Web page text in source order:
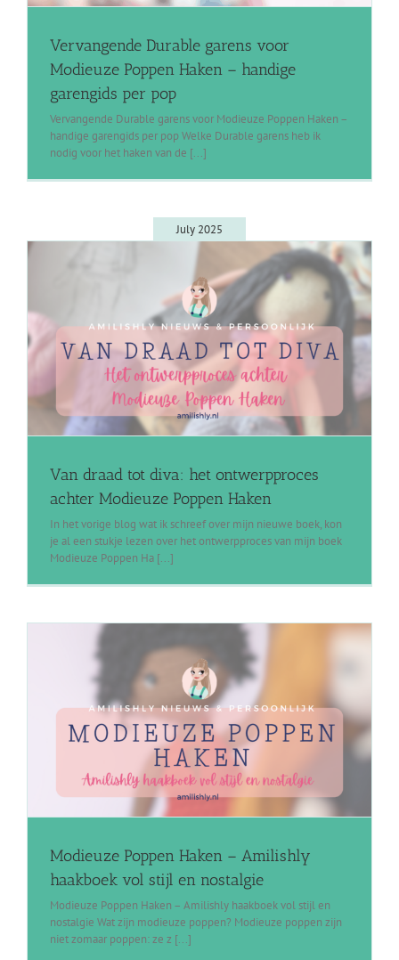
Vervangende Durable garens voor
Modieuze Poppen Haken – handige
garengids per pop
Vervangende Durable garens voor Modieuze Poppen Haken –
handige garengids per pop Welke Durable garens heb ik
nodig voor het haken van de [...]
July 2025
Van draad tot diva: het ontwerpproces
achter Modieuze Poppen Haken
In het vorige blog wat ik schreef over mijn nieuwe boek, kon
je al een stukje lezen over het ontwerpproces van mijn boek
Modieuze Poppen Ha [...]
Modieuze Poppen Haken – Amilishly
haakboek vol stijl en nostalgie
Modieuze Poppen Haken – Amilishly haakboek vol stijl en
nostalgie Wat zijn modieuze poppen? Modieuze poppen zijn
niet zomaar poppen: ze z [...]